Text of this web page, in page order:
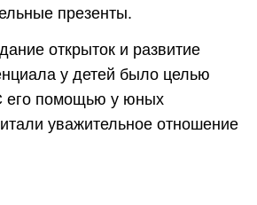
презенты.
открыток и развитие
у детей было целью
его помощью у юных
уважительное отношение